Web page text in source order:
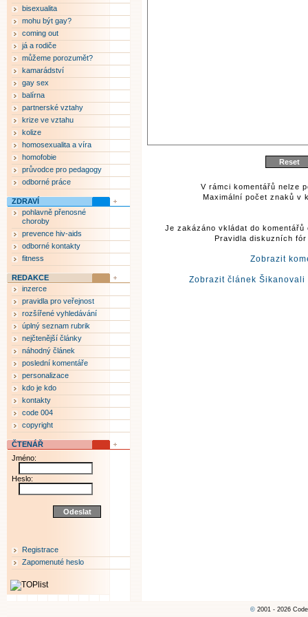
V rámci komentářů nelze
Maximální počet znaků v
Je zakázáno vkládat do
Pravidla diskuzních
Zobrazit
Zobrazit článek
bisexualita
mohu být gay?
coming out
já a rodiče
můžeme porozumět?
kamarádství
gay sex
balírna
partnerské vztahy
krize ve vztahu
kolize
homosexualita a víra
homofobie
průvodce pro pedagogy
odborné práce
ZDRAVÍ
pohlavně přenosné
choroby
prevence hiv-aids
odborné kontakty
fitness
REDAKCE
inzerce
pravidla pro veřejnost
rozšířené vyhledávání
úplný seznam rubrik
nejčtenější články
náhodný článek
poslední komentáře
personalizace
kdo je kdo
kontakty
code 004
copyright
ČTENÁŘ
Jméno:
Heslo:
Registrace
Zapomenuté heslo
© 2001 - 2026